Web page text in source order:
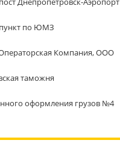
по ЮМЗ
Компания, ООО
таможня
оформления грузов №4